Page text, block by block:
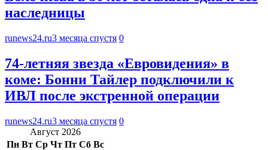
наследницы
runews24.ru3 месяца спустя 0
74-летняя звезда «Евровидения» в
коме: Бонни Тайлер подключили к
ИВЛ после экстренной операции
runews24.ru3 месяца спустя 0
Август 2026
Пн Вт Ср Чт Пт Сб Вс